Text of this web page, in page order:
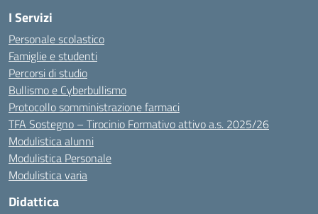
I Servizi
Personale scolastico
Famiglie e studenti
Percorsi di studio
Bullismo e Cyberbullismo
Protocollo somministrazione farmaci
TFA Sostegno – Tirocinio Formativo attivo a.s. 2025/26
Modulistica alunni
Modulistica Personale
Modulistica varia
Didattica